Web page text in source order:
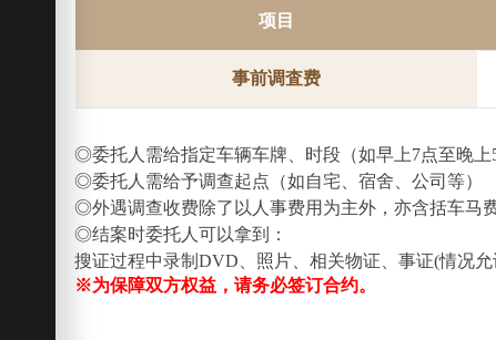
项目
事前调査费
◎委托人需给指定车辆车牌、时段（如早上7点至晚上
◎委托人需给予调查起点（如自宅、宿舍、公司等）
◎外遇调查收费除了以人事费用为主外，亦含括车马
◎结案时委托人可以拿到：
搜证过程中录制DVD、照片、相关物证、事证(情况
※为保障双方权益，请务必签订合约。